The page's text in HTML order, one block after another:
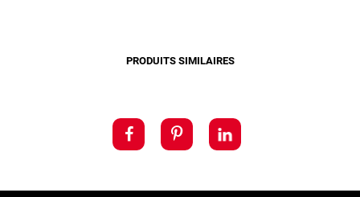
PRODUITS SIMILAIRES